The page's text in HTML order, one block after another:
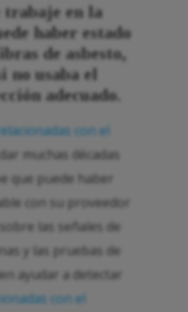
trabaje en la
haber estado
de asbesto,
no usaba el
adecuado.
con el
muchas décadas
que puede haber
con su proveedor
las señales de
y las pruebas de
ayudar a detectar
con el